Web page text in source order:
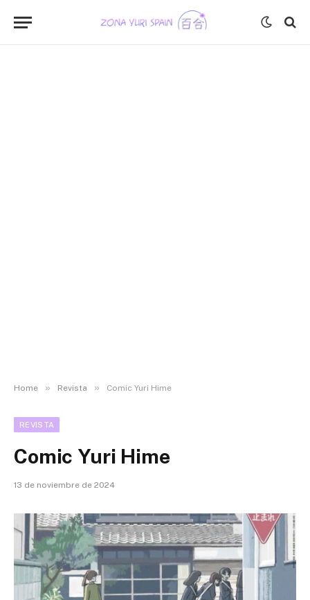
Home » Revista » Comic Yuri Hime
REVISTA
Comic Yuri Hime
13 de noviembre de 2024